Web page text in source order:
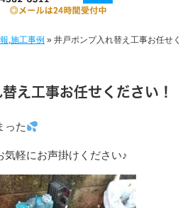
,施工事例 » 井戸ポンプ入れ替え工事お任せく
え工事お任せください！
った
軽にお声掛けください♪